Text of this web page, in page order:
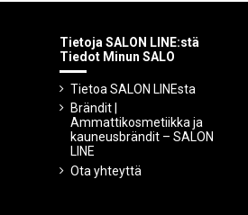
Tietoja SALON LINE:stä
Tiedot Minun SALO
Tietoa SALON LINEsta
Brändit |
Ammattikosmetiikka ja
kauneusbrändit – SALON
LINE
Ota yhteyttä